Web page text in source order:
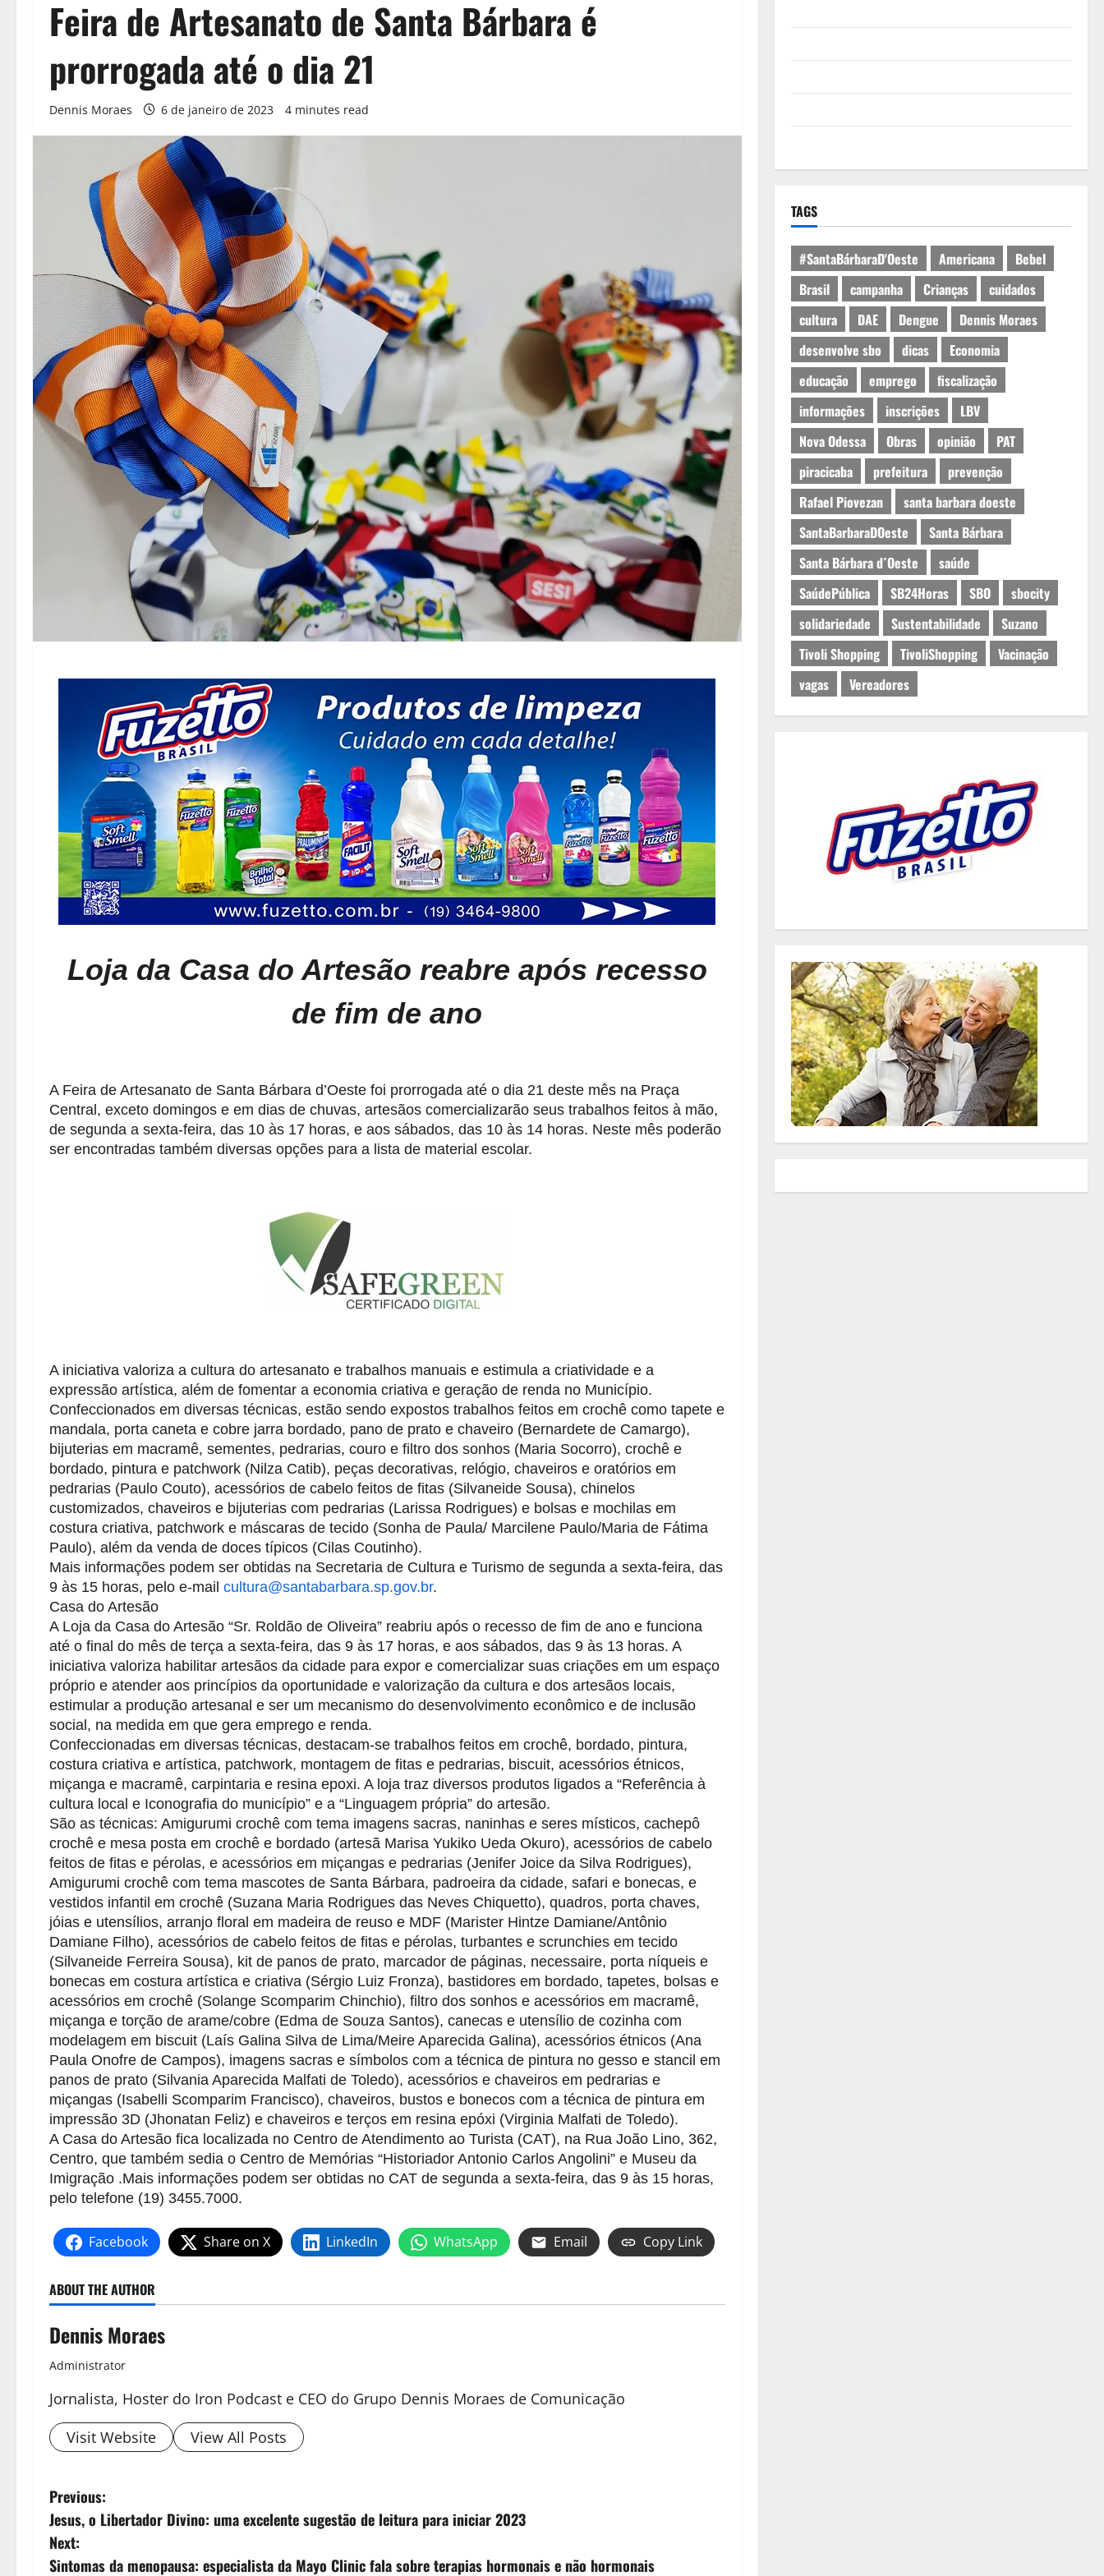
Feira de Artesanato de Santa Bárbara é
prorrogada até o dia 21
Dennis Moraes 6 de janeiro de 2023 4 minutes read
Loja da Casa do Artesão reabre após recesso
de fim de ano
A Feira de Artesanato de Santa Bárbara d’Oeste foi prorrogada até o dia 21 deste mês na Praça
Central, exceto domingos e em dias de chuvas, artesãos comercializarão seus trabalhos feitos à mão,
de segunda a sexta-feira, das 10 às 17 horas, e aos sábados, das 10 às 14 horas. Neste mês poderão
ser encontradas também diversas opções para a lista de material escolar.
A iniciativa valoriza a cultura do artesanato e trabalhos manuais e estimula a criatividade e a
expressão artística, além de fomentar a economia criativa e geração de renda no Município.
Confeccionados em diversas técnicas, estão sendo expostos trabalhos feitos em crochê como tapete e
mandala, porta caneta e cobre jarra bordado, pano de prato e chaveiro (Bernardete de Camargo),
bijuterias em macramê, sementes, pedrarias, couro e filtro dos sonhos (Maria Socorro), crochê e
bordado, pintura e patchwork (Nilza Catib), peças decorativas, relógio, chaveiros e oratórios em
pedrarias (Paulo Couto), acessórios de cabelo feitos de fitas (Silvaneide Sousa), chinelos
customizados, chaveiros e bijuterias com pedrarias (Larissa Rodrigues) e bolsas e mochilas em
costura criativa, patchwork e máscaras de tecido (Sonha de Paula/ Marcilene Paulo/Maria de Fátima
Paulo), além da venda de doces típicos (Cilas Coutinho).
Mais informações podem ser obtidas na Secretaria de Cultura e Turismo de segunda a sexta-feira, das
9 às 15 horas, pelo e-mail cultura@santabarbara.sp.gov.br.
Casa do Artesão
A Loja da Casa do Artesão “Sr. Roldão de Oliveira” reabriu após o recesso de fim de ano e funciona
até o final do mês de terça a sexta-feira, das 9 às 17 horas, e aos sábados, das 9 às 13 horas. A
iniciativa valoriza habilitar artesãos da cidade para expor e comercializar suas criações em um espaço
próprio e atender aos princípios da oportunidade e valorização da cultura e dos artesãos locais,
estimular a produção artesanal e ser um mecanismo do desenvolvimento econômico e de inclusão
social, na medida em que gera emprego e renda.
Confeccionadas em diversas técnicas, destacam-se trabalhos feitos em crochê, bordado, pintura,
costura criativa e artística, patchwork, montagem de fitas e pedrarias, biscuit, acessórios étnicos,
miçanga e macramê, carpintaria e resina epoxi. A loja traz diversos produtos ligados a “Referência à
cultura local e Iconografia do município” e a “Linguagem própria” do artesão.
São as técnicas: Amigurumi crochê com tema imagens sacras, naninhas e seres místicos, cachepô
crochê e mesa posta em crochê e bordado (artesã Marisa Yukiko Ueda Okuro), acessórios de cabelo
feitos de fitas e pérolas, e acessórios em miçangas e pedrarias (Jenifer Joice da Silva Rodrigues),
Amigurumi crochê com tema mascotes de Santa Bárbara, padroeira da cidade, safari e bonecas, e
vestidos infantil em crochê (Suzana Maria Rodrigues das Neves Chiquetto), quadros, porta chaves,
jóias e utensílios, arranjo floral em madeira de reuso e MDF (Marister Hintze Damiane/Antônio
Damiane Filho), acessórios de cabelo feitos de fitas e pérolas, turbantes e scrunchies em tecido
(Silvaneide Ferreira Sousa), kit de panos de prato, marcador de páginas, necessaire, porta níqueis e
bonecas em costura artística e criativa (Sérgio Luiz Fronza), bastidores em bordado, tapetes, bolsas e
acessórios em crochê (Solange Scomparim Chinchio), filtro dos sonhos e acessórios em macramê,
miçanga e torção de arame/cobre (Edma de Souza Santos), canecas e utensílio de cozinha com
modelagem em biscuit (Laís Galina Silva de Lima/Meire Aparecida Galina), acessórios étnicos (Ana
Paula Onofre de Campos), imagens sacras e símbolos com a técnica de pintura no gesso e stancil em
panos de prato (Silvania Aparecida Malfati de Toledo), acessórios e chaveiros em pedrarias e
miçangas (Isabelli Scomparim Francisco), chaveiros, bustos e bonecos com a técnica de pintura em
impressão 3D (Jhonatan Feliz) e chaveiros e terços em resina epóxi (Virginia Malfati de Toledo).
A Casa do Artesão fica localizada no Centro de Atendimento ao Turista (CAT), na Rua João Lino, 362,
Centro, que também sedia o Centro de Memórias “Historiador Antonio Carlos Angolini” e Museu da
Imigração .Mais informações podem ser obtidas no CAT de segunda a sexta-feira, das 9 às 15 horas,
pelo telefone (19) 3455.7000.
Facebook Share on X LinkedIn WhatsApp Email Copy Link
ABOUT THE AUTHOR
Dennis Moraes
Administrator
Jornalista, Hoster do Iron Podcast e CEO do Grupo Dennis Moraes de Comunicação
Visit Website
View All Posts
Previous:
Jesus, o Libertador Divino: uma excelente sugestão de leitura para iniciar 2023
Next:
Sintomas da menopausa: especialista da Mayo Clinic fala sobre terapias hormonais e não hormonais
TAGS
#SantaBárbaraD'Oeste Americana
Bebel
Brasil
campanha Crianças
cuidados
cultura
DAE Dengue
Dennis Moraes
desenvolve sbo
dicas
Economia
educação
emprego
fiscalização
informações
inscrições
LBV
Nova Odessa
Obras opinião
PAT
piracicaba
prefeitura
prevenção
Rafael Piovezan
santa barbara doeste
SantaBarbaraDOeste
Santa Bárbara
Santa Bárbara d´Oeste
saúde
SaúdePública
SB24Horas SBO
sbocity
solidariedade
Sustentabilidade
Suzano
Tivoli Shopping
TivoliShopping
Vacinação
vagas
Vereadores